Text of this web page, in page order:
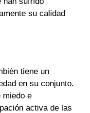
su calidad
tiene un
en su conjunto.
miedo e
activa de las